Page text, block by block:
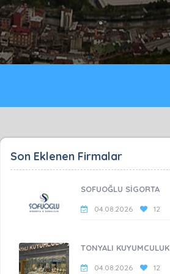
Son Eklenen Firmalar
SOFUOĞLU SİGORTA
04.08.2026 12
TONYALI KUYUMCULUK
04.08.2026 12